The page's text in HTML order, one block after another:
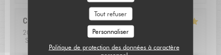
Tout refuser
Personnaliser
Politique de protection des données à caractère
Catherine
2026-07-16
- 20:00 - Couverts 3
Service
Ambiance: 5/5 Cuisine: 5